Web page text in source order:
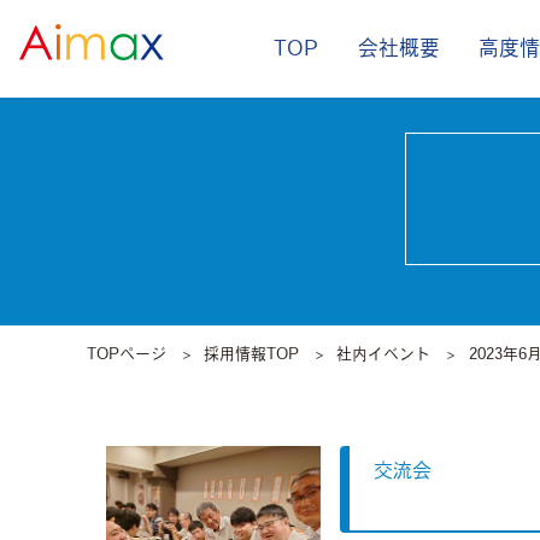
TOP 会社概要 高度
TOPページ 採用情報TOP 社内イベント 2023年6
交流会